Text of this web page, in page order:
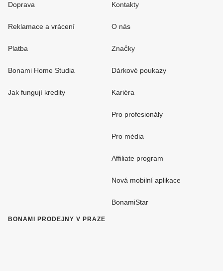
Doprava
Reklamace a vrácení
Platba
Bonami Home Studia
Jak fungují kredity
Kontakty
O nás
Značky
Dárkové poukazy
Kariéra
Pro profesionály
Pro média
Affiliate program
Nová mobilní aplikace
BonamiStar
BONAMI PRODEJNY V PRAZE